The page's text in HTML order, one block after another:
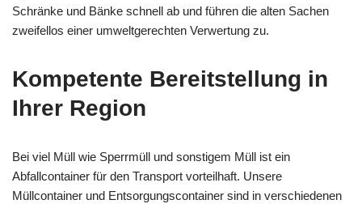
Schränke und Bänke schnell ab und führen die alten Sachen
zweifellos einer umweltgerechten Verwertung zu.
Kompetente Bereitstellung in
Ihrer Region
Bei viel Müll wie Sperrmüll und sonstigem Müll ist ein
Abfallcontainer für den Transport vorteilhaft. Unsere
Müllcontainer und Entsorgungscontainer sind in verschiedenen